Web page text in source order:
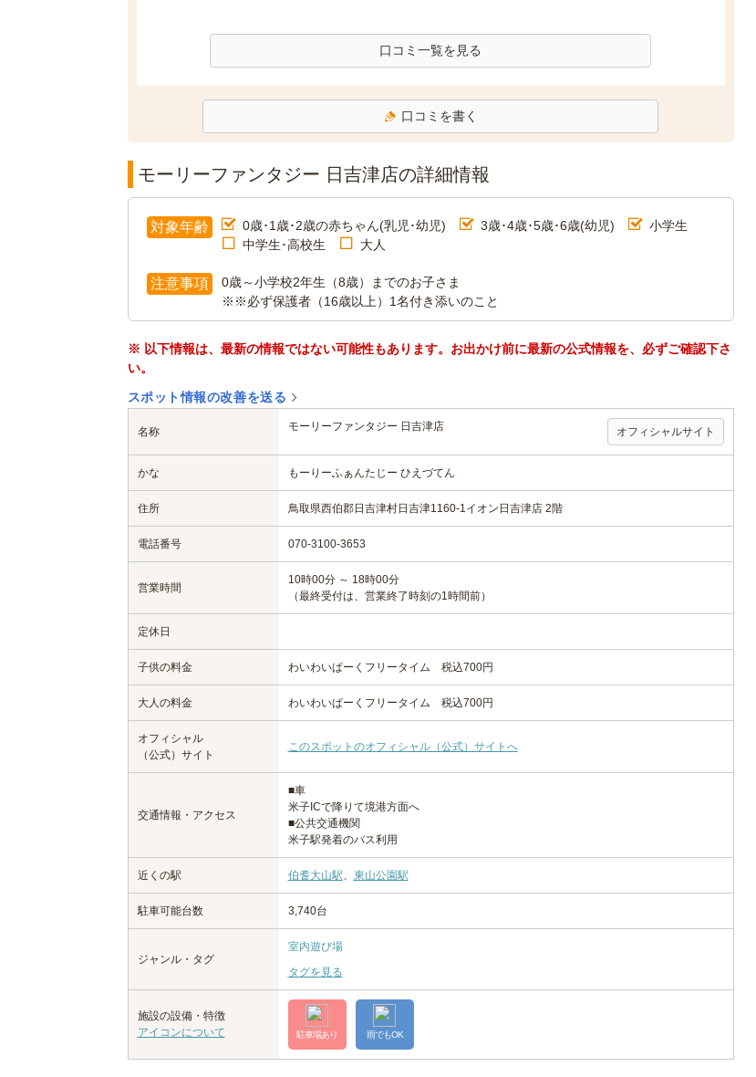
口コミ一覧を見る
口コミを書く
モーリーファンタジー 日吉津店の詳細情報
対象年齢 0歳･1歳･2歳の赤ちゃん(乳児･幼児) 3歳･4歳･5歳･6歳(幼児)
小学生
中学生･高校生
大人
注意事項
0歳～小学校2年生（8歳）までのお子さま
※※必ず保護者（16歳以上）1名付き添いのこと
※ 以下情報は、最新の情報ではない可能性もあります。お出かけ前に最新の公式情報を、必ずご確認下さ
い。
スポット情報の改善を送る
名称 モーリーファンタジー 日吉津店 オフィシャルサイト
かな もーりーふぁんたじー ひえづてん
住所 鳥取県西伯郡日吉津村日吉津1160-1イオン日吉津店 2階
電話番号 070-3100-3653
営業時間
10時00分 ～ 18時00分
（最終受付は、営業終了時刻の1時間前）
定休日
子供の料金 わいわいぱーくフリータイム 税込700円
大人の料金 わいわいぱーくフリータイム 税込700円
オフィシャル
（公式）サイト
このスポットのオフィシャル（公式）サイトへ
交通情報・アクセス
■車
米子ICで降りて境港方面へ
■公共交通機関
米子駅発着のバス利用
近くの駅 伯耆大山駅、 東山公園駅
駐車可能台数 3,740台
ジャンル・タグ
室内遊び場
タグを見る
施設の設備・特徴
アイコンについて
駐車場あり 雨でもOK